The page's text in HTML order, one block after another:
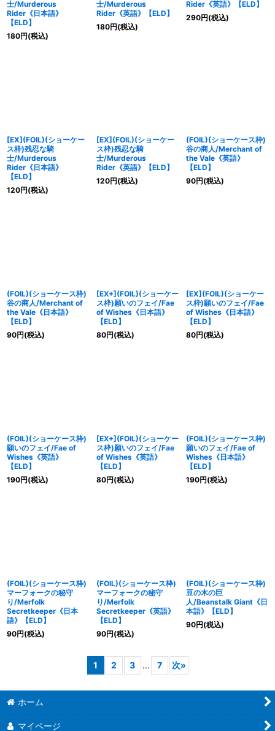
士/Murderous
Rider《日本語》
【ELD】
180円(税込)
士/Murderous
Rider《英語》【ELD】
180円(税込)
Rider《英語》【ELD】
290円(税込)
[EX](FOIL)(ショーケー
ス枠)残忍な騎
士/Murderous
Rider《日本語》
【ELD】
120円(税込)
[EX](FOIL)(ショーケー
ス枠)残忍な騎
士/Murderous
Rider《英語》【ELD】
120円(税込)
(FOIL)(ショーケース枠)
谷の商人/Merchant of
the Vale《英語》
【ELD】
90円(税込)
(FOIL)(ショーケース枠)
谷の商人/Merchant of
the Vale《日本語》
【ELD】
90円(税込)
[EX+](FOIL)(ショーケー
ス枠)願いのフェイ/Fae
of Wishes《日本語》
【ELD】
80円(税込)
[EX](FOIL)(ショーケー
ス枠)願いのフェイ/Fae
of Wishes《日本語》
【ELD】
80円(税込)
(FOIL)(ショーケース枠)
願いのフェイ/Fae of
Wishes《英語》
【ELD】
190円(税込)
[EX+](FOIL)(ショーケー
ス枠)願いのフェイ/Fae
of Wishes《英語》
【ELD】
80円(税込)
(FOIL)(ショーケース枠)
願いのフェイ/Fae of
Wishes《日本語》
【ELD】
190円(税込)
(FOIL)(ショーケース枠)
マーフォークの秘守
り/Merfolk
Secretkeeper《日本
語》【ELD】
90円(税込)
(FOIL)(ショーケース枠)
マーフォークの秘守
り/Merfolk
Secretkeeper《英語》
【ELD】
90円(税込)
(FOIL)(ショーケース枠)
豆の木の巨
人/Beanstalk Giant《日
本語》【ELD】
90円(税込)
1 2 3 ... 7 次»
ホーム
マイページ